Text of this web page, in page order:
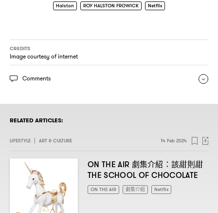
Halston ROY HALSTON FROWICK Netflix
CREDITS
Image courtesy of internet
Comments
RELATED ARTICLES:
LIFESTYLE ART & CULTURE 14 Feb 2024
ON THE AIR 劇集介紹 ：該甜則甜
THE SCHOOL OF CHOCOLATE
ON THE AIR 劇集介紹 Netflix